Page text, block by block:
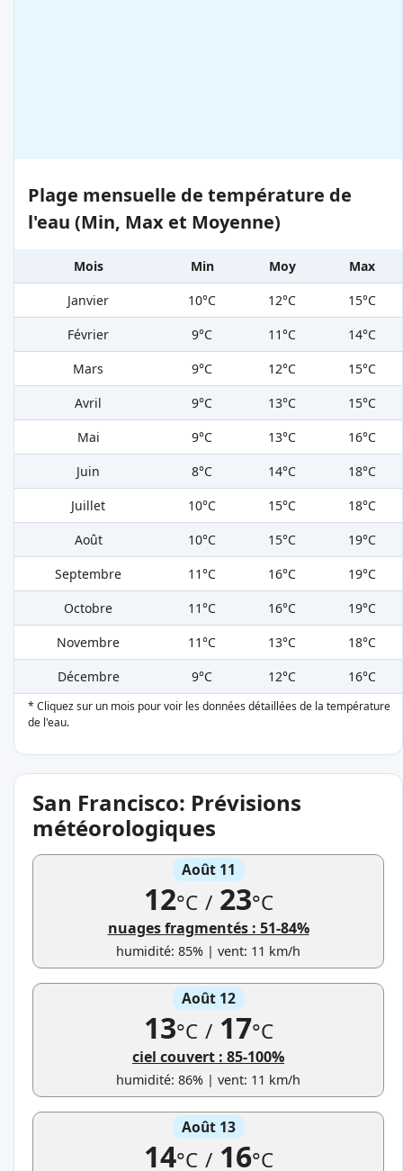
Plage mensuelle de température de
l'eau (Min, Max et Moyenne)
Mois Min Moy
Max
Janvier
10°C 12°C
15°C
Février
9°C 11°C
14°C
Mars
9°C 12°C
15°C
Avril
9°C 13°C
15°C
Mai
9°C 13°C
16°C
Juin
8°C 14°C
18°C
Juillet
10°C 15°C
18°C
Août
10°C 15°C
19°C
Septembre
11°C 16°C
19°C
Octobre
11°C 16°C
19°C
Novembre
11°C 13°C
18°C
Décembre
9°C 12°C 16°C
* Cliquez sur un mois pour voir les données détaillées de la température
de l'eau.
San Francisco: Prévisions
météorologiques
Août 11
12°C /23°C
nuages fragmentés : 51-84%
humidité: 85% | vent: 11 km/h
Août 12
13°C /17°C
ciel couvert : 85-100%
humidité: 86% | vent: 11 km/h
Août 13
14°C /16°C